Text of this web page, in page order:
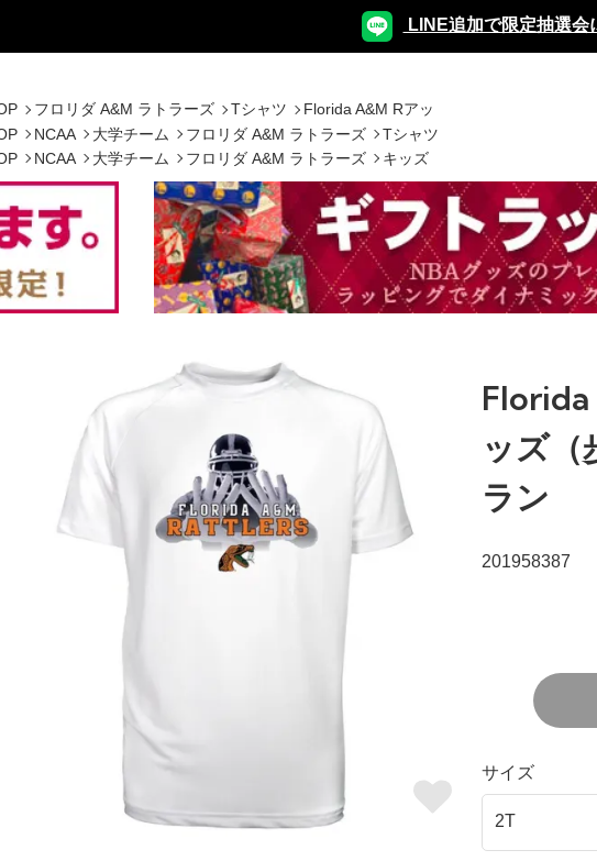
LINE追加で限定抽選会
フロリダ A&M ラトラーズ Tシャツ
Florida A&M Rアッ
NCAA 大学チーム フロリダ A&M ラトラーズ
Tシャツ
NCAA 大学チーム フロリダ A&M ラトラーズ キッズ
ッズ（
ラン
201958387
サイズ